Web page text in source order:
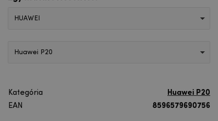
HUAWEI
Huawei P20
Kategória
Huawei P20
EAN
8596579690756